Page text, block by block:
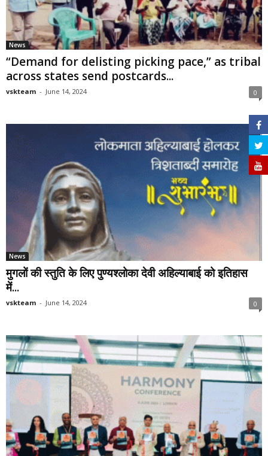
News
“Demand for delisting picking pace,” as tribal
across states send postcards...
vskteam - June 14, 2024 0
News
मुगलों की स्तुति के लिए पुण्यश्लोका देवी अहिल्याबाई को इतिहास
में...
vskteam - June 14, 2024 0